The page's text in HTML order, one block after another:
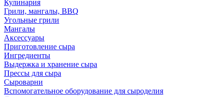
Кулинария
Грили, мангалы, BBQ
Угольные грили
Мангалы
Аксессуары
Приготовление сыра
Ингредиенты
Выдержка и хранение сыра
Прессы для сыра
Сыроварни
Вспомогательное оборудование для сыроделия